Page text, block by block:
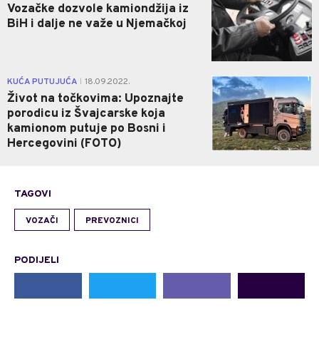
Vozačke dozvole kamiondžija iz
BiH i dalje ne važe u Njemačkoj
KUĆA PUTUJUĆA 18.09.2022.
Život na točkovima: Upoznajte
porodicu iz Švajcarske koja
kamionom putuje po Bosni i
Hercegovini (FOTO)
1
TAGOVI
VOZAČI PREVOZNICI
PODIJELI